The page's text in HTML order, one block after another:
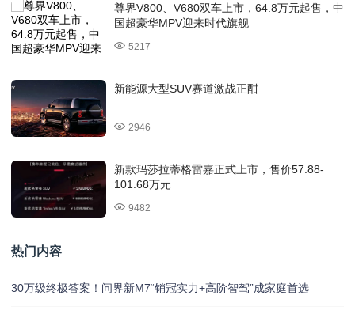
尊界V800、V680双车上市，64.8万元起售，中
国超豪华MPV迎来时代旗舰
5217
新能源大型SUV赛道激战正酣
2946
新款玛莎拉蒂格雷嘉正式上市，售价57.88-
101.68万元
9482
热门内容
30万级终极答案！问界新M7“销冠实力+高阶智驾”成家庭首选